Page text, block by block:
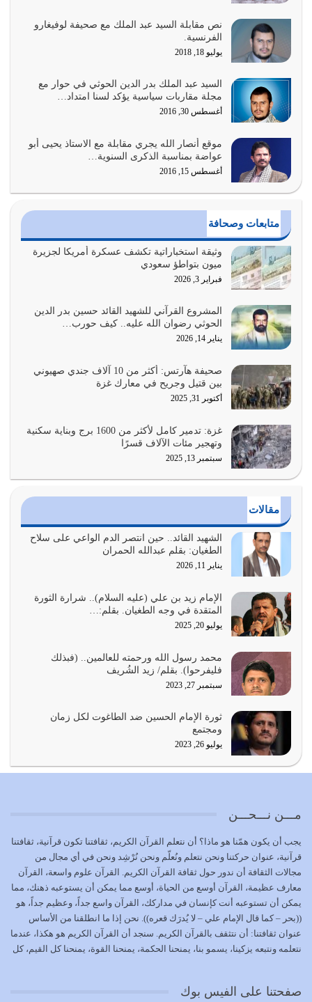
الغاية من الصلاة هو ذكر الله (أقم الصلاة لذكري) إضافة إلى
{وَأَعِدُّوا لَهُمْ مَا…
أغسطس 2, 2026
السبب الرئيسي لشقاء الأمة الابتعاد عن كتاب الله والتعدي
لحدود الله بالإضافات للدين
أغسطس 1, 2026
أبرز أسباب الشقاء هو الإعراض عن ذكر الله وعن هدى الله
المتمثل في القرآن الكريم
يوليو 31, 2026
أولياء الشيطان كلما كانوا أكثر ولاءً وطاعة للشيطان كلما كانوا
أكثر ضعفاً
يوليو 30, 2026
وعد الله تعالى من يُقتل في سبيله بالحياة الأبدية والرزق
والاستبشار والنجاة والخلود في…
يوليو 29, 2026
القرآن الكريم هو أهم مصدر لمعرفة رسول الله معرفة سيرته
معرفة شخصيته معرفة عظمته
يوليو 28, 2026
هل نحن من الصالحين؟ قيِّم نفسك هنا اترك القرآن على أصله
وأعرض نفسك، وأعرض ما لديك على…
يوليو 27, 2026
عندما يكون عدوك هو عدو الله معناه أن تكون نقاط الضعف
أراد الله لهذه الأمة ان تكون خير امة أخرجت للناس بالنهوض
بالأمر بالمعروف والنهي عن…
يوليو 25, 2026
واجتهاداتنا لأننا سنختلف ونتفرق
يوليو 24, 2026
أمة عاجزة عن النهوض…
يوليو 23, 2026
بحبل الله جميعاً وليس كل…
يوليو 22, 2026
المُلك كله لله تعالى يؤتيه من يشاء وينزعه ممن يشاء ويعز من
كل زمان…
يوليو 19, 2026
الوظيفة عبارة عن مسؤولية يجب النهوض بها كما ينبغي لكي
تتحقق الحقوق للجميع
يوليو 18, 2026
بعض صفات المتقين {الصَّابِرِينَ وَالصَّادِقِينَ وَالْقَانِتِينَ
يوليو 17, 2026
نص مقابلة السيد عبد الملك مع صحيفة لوفيغارو
الفرنسية.
يوليو 18, 2018
السيد عبد الملك بدر الدين الحوثي في حوار مع
مجلة مقاربات سياسية يؤكد لسنا امتداد…
أغسطس 30, 2016
موقع أنصار الله يجري مقابلة مع الاستاذ يحيى أبو
عواضة بمناسبة الذكرى السنوية…
أغسطس 15, 2016
متابعات وصحافة
وثيقة استخباراتية تكشف عسكرة أمريكا لجزيرة
ميون بتواطؤ سعودي
فبراير 3, 2026
المشروع القرآني للشهيد القائد حسين بدر الدين
الحوثي رضوان الله عليه.. كيف حورب…
يناير 14, 2026
صحيفة هآرتس: أكثر من 10 آلاف جندي صهيوني
بين قتيل وجريح في معارك غزة
أكتوبر 31, 2025
غزة: تدمير كامل لأكثر من 1600 برج وبناية سكنية
وتهجير مئات الآلاف قسرًا
سبتمبر 13, 2025
مقالات
الشهيد القائد.. حين انتصر الدم الواعي على سلاح
الطغيان: بقلم عبدالله الحمران
يناير 11, 2026
الإمام زيد بن علي (عليه السلام).. شرارة الثورة
المتقدة في وجه الطغيان. بقلم:…
يوليو 20, 2025
محمد رسول الله ورحمته للعالمين.. (فبذلك
فليفرحوا). بقلم/ زيد الشُريف
سبتمبر 27, 2023
ثورة الإمام الحسين ضد الطاغوت لكل زمان
ومجتمع
يوليو 26, 2023
مـــن نـــحـــن
يجب أن يكون همّنا هو ماذا؟ أن نتعلم القرآن الكريم، ثقافتنا تكون قرآنية، ثقافتنا
قرآنية، عنوان حركتنا ونحن نتعلم ونُعلّم ونحن نُرْشِد ونحن في أي مجال من
مجالات الثقافة أن ندور حول ثقافة القرآن الكريم. القرآن علوم واسعة، القرآن
معارف عظيمة، القرآن أوسع من الحياة، أوسع مما يمكن أن يستوعبه ذهنك، مما
يمكن أن تستوعبه أنت كإنسان في مداركك، القرآن واسع جداً، وعظيم جداً، هو
((بحر – كما قال الإمام علي – لا يُدرَك قعره)). نحن إذا ما انطلقنا من الأساس
عنوان ثقافتنا: أن نتثقف بالقرآن الكريم. سنجد أن القرآن الكريم هو هكذا، عندما
نتعلمه ونتبعه يزكينا، يسمو بنا، يمنحنا الحكمة، يمنحنا القوة، يمنحنا كل القيم، كل
بمستوى أن نثقف الآخرين بالقرآن الكريم، وأن نتثقف بثقافة القرآن الكريم
صفحتنا على الفيس بوك